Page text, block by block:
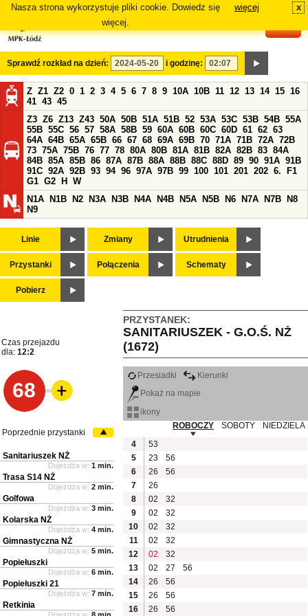
Nasza strona wykorzystuje pliki cookie. Dowiedz się
więcej.
więcej x
Sprawdź rozkład na dzień: i godzinę:
Z Z1 Z2 0 1 2 3 4 5 6 7 8 9 10A 10B 11 12 13 14 15 16
41 43 45
Z3 Z6 Z13 Z43 50A 50B 51A 51B 52 53A 53C 53B 54B 55A
55B 55C 56 57 58A 58B 59 60A 60B 60C 60D 61 62 63
64A 64B 65A 65B 66 67 68 69A 69B 70 71A 71B 72A 72B
73 75A 75B 76 77 78 80A 80B 81A 81B 82A 82B 83 84A
84B 85A 85B 86 87A 87B 88A 88B 88C 88D 89 90 91A 91B
91C 92A 92B 93 94 96 97A 97B 99 100 101 201 202 6.
F1
G1 G2 H
W
N1A
N1B N2 N3A N3B N4A N4B N5A N5B N6 N7A N7B
N8
N9
Linie Zmiany Utrudnienia
Przystanki Połączenia Schematy
Pobierz
PRZYSTANEK:
SANITARIUSZEK - G.O.Ś. NŻ
(1672)
Czas przejazdu
dla: 12:2
68
Przesiadki
Kierunki
Pokaż na mapie
ikony
ROBOCZY
SOBOTY
NIEDZIELA
4
53
5
23
56
6
26
56
7
26
8
02
32
9
02
32
10
02
32
11
02
32
12
02
32
13
02 27
56
14
26
56
15
26
56
16
26 56
Poprzednie przystanki
Sanitariuszek NŻ
Dojeżdża w: 1 min.
Trasa S14 NŻ
Dojeżdża w: 2 min.
Golfowa
Dojeżdża w: 3 min.
Kolarska NŻ
Dojeżdża w: 4 min.
Gimnastyczna NŻ
Dojeżdża w: 5 min.
Popiełuszki
Dojeżdża w: 6 min.
Popiełuszki 21
Dojeżdża w: 7 min.
Retkinia